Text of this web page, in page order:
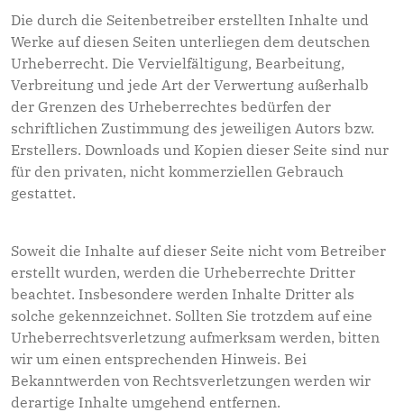
Die durch die Seitenbetreiber erstellten Inhalte und
Werke auf diesen Seiten unterliegen dem deutschen
Urheberrecht. Die Vervielfältigung, Bearbeitung,
Verbreitung und jede Art der Verwertung außerhalb
der Grenzen des Urheberrechtes bedürfen der
schriftlichen Zustimmung des jeweiligen Autors bzw.
Erstellers. Downloads und Kopien dieser Seite sind nur
für den privaten, nicht kommerziellen Gebrauch
gestattet.
Soweit die Inhalte auf dieser Seite nicht vom Betreiber
erstellt wurden, werden die Urheberrechte Dritter
beachtet. Insbesondere werden Inhalte Dritter als
solche gekennzeichnet. Sollten Sie trotzdem auf eine
Urheberrechtsverletzung aufmerksam werden, bitten
wir um einen entsprechenden Hinweis. Bei
Bekanntwerden von Rechtsverletzungen werden wir
derartige Inhalte umgehend entfernen.